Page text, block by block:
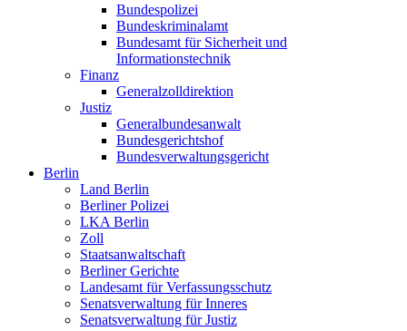
Bundespolizei
Bundeskriminalamt
Bundesamt für Sicherheit und
Informationstechnik
Finanz
Generalzolldirektion
Justiz
Generalbundesanwalt
Bundesgerichtshof
Bundesverwaltungsgericht
Berlin
Land Berlin
Berliner Polizei
LKA Berlin
Zoll
Staatsanwaltschaft
Berliner Gerichte
Landesamt für Verfassungsschutz
Senatsverwaltung für Inneres
Senatsverwaltung für Justiz